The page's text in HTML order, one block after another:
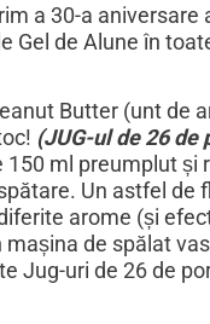
a 30-a
Gel de Alune în
Butter (unt de
(JUG-ul de 26
150 ml preumplut și
Un astfel de
arome (și
mașina de spălat
Jug-uri de 26 de